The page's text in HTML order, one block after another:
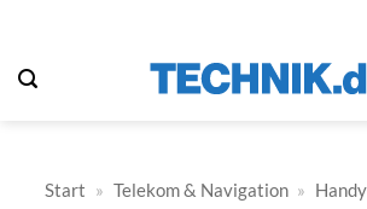
springen
Start » Telekom & Navigation »